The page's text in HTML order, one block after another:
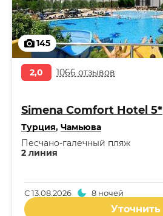
145
2,0 1066 отзывов
Simena Comfort Hotel 5*
Турция, Чамьюва
2 линия
Песчано-галечный пляж
С13.08.2026 8 ночей
Уточнить